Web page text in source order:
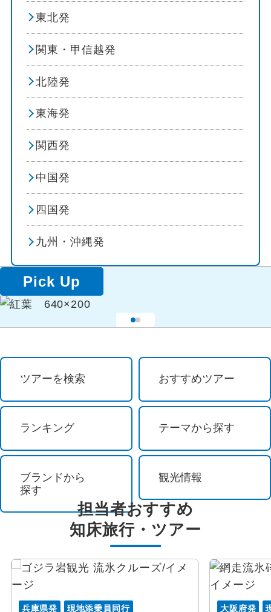
洞爺湖
登別温泉
北湯沢温泉
道北エリア
旭山動物園
旭川・上川・滝川
富良野・美瑛
苫前・留萌・羽幌
利尻島・礼文島
サロベツ・豊富
稚内・宗谷岬
知床・ウトロ・羅臼・斜里
網走・能取湖
阿寒湖
屈斜路・摩周
川湯
花見
桜のお花見
紅葉
自然探訪
登山・ハイキング
島めぐり
温泉
露天風呂
露天風呂付客室
ビーチ・リゾート
避暑地
食べ物
食べ放題
かにを食べるツアー
フルーツ狩り
テーマパーク / レジャー
テーマパーク
東北発
関東・甲信越発
北陸発
東海発
関西発
中国発
四国発
九州・沖縄発
Pick Up
ツアーを検索 おすすめツアー
ランキング テーマから探す
ブランドから
探す
観光情報
担当者おすすめ
知床旅行・ツアー
兵庫県発 現地添乗員同行 大阪府発